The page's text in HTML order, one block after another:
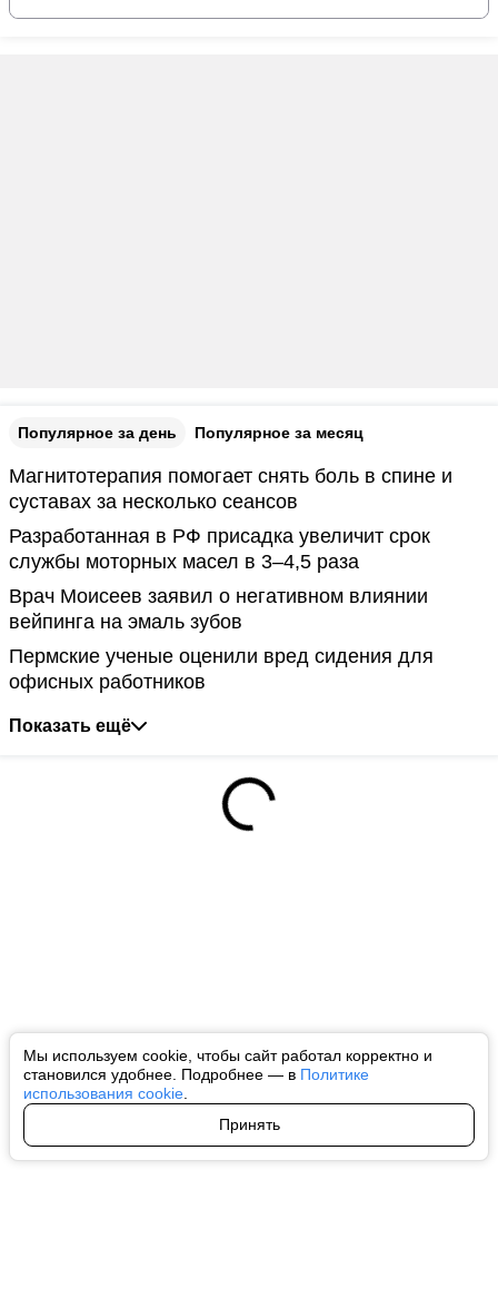
Мы используем cookie, чтобы сайт работал корректно и
становился удобнее. Подробнее — в Политике
использования cookie
Принять
Популярное за день Популярное за месяц
Магнитотерапия помогает снять боль в спине и
суставах за несколько сеансов
Разработанная в РФ присадка увеличит срок
службы моторных масел в 3–4,5 раза
Врач Моисеев заявил о негативном влиянии
вейпинга на эмаль зубов
Пермские ученые оценили вред сидения для
офисных работников
Показать ещё